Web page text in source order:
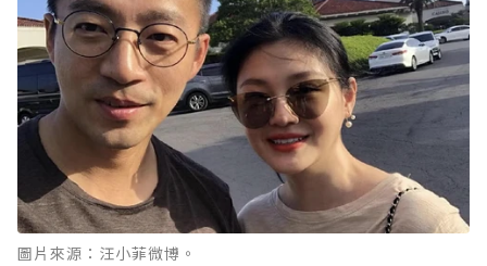
圖片來源：汪小菲微博。